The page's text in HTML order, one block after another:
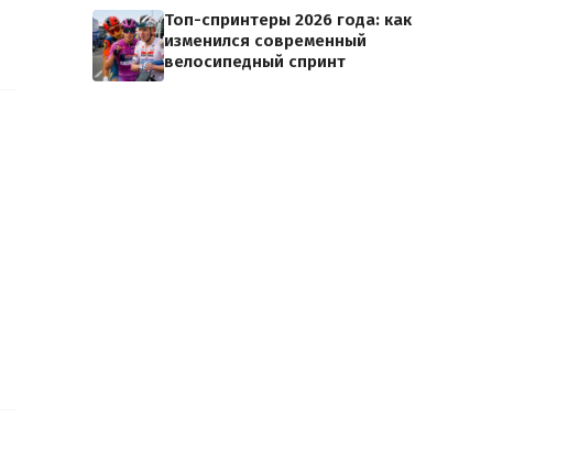
Топ-спринтеры 2026 года: как
изменился современный
велосипедный спринт